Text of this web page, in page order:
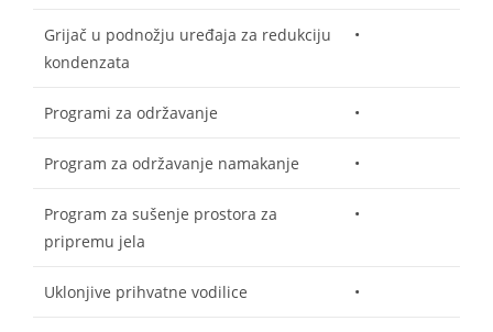
Grijač u podnožju uređaja za redukciju
kondenzata
•
Programi za održavanje •
Program za održavanje namakanje •
Program za sušenje prostora za
pripremu jela
•
Uklonjive prihvatne vodilice •